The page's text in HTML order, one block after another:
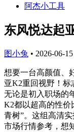
阿杰小工具
东风悦达起
图小兔 • 2026-06-
想要一台高颜值、
亚K2重回视野！标
无论是初入职场的
K2都以超高的性价
青树”。这组高清
市场行情参考，想